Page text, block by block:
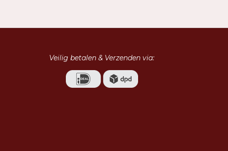
Veilig betalen & Verzenden via: